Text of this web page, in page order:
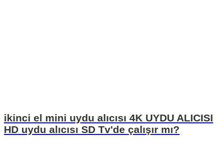
ikinci el mini uydu alıcısı 4K UYDU ALICISI
HD uydu alıcısı SD Tv'de çalışır mı?